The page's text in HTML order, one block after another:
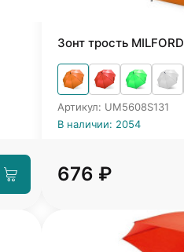
Зонт трость MILFORD
Артикул: UM5608S131
В наличии: 2054
676 ₽